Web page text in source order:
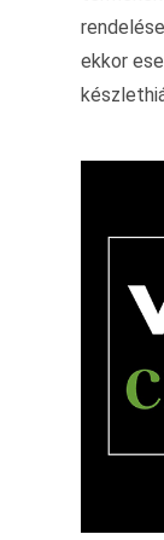
ekkor